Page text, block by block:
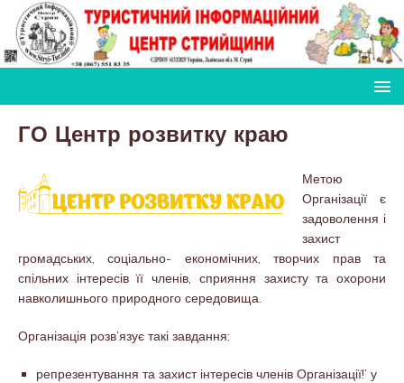
ГО Центр розвитку краю
Метою
Організації є
задоволення і
захист
громадських, соціально- економічних, творчих прав та
спільних інтересів її членів, сприяння захисту та охорони
навколишнього природного середовища.
Організація розв’язує такі завдання:
репрезентування та захист інтересів членів Організації!’ у